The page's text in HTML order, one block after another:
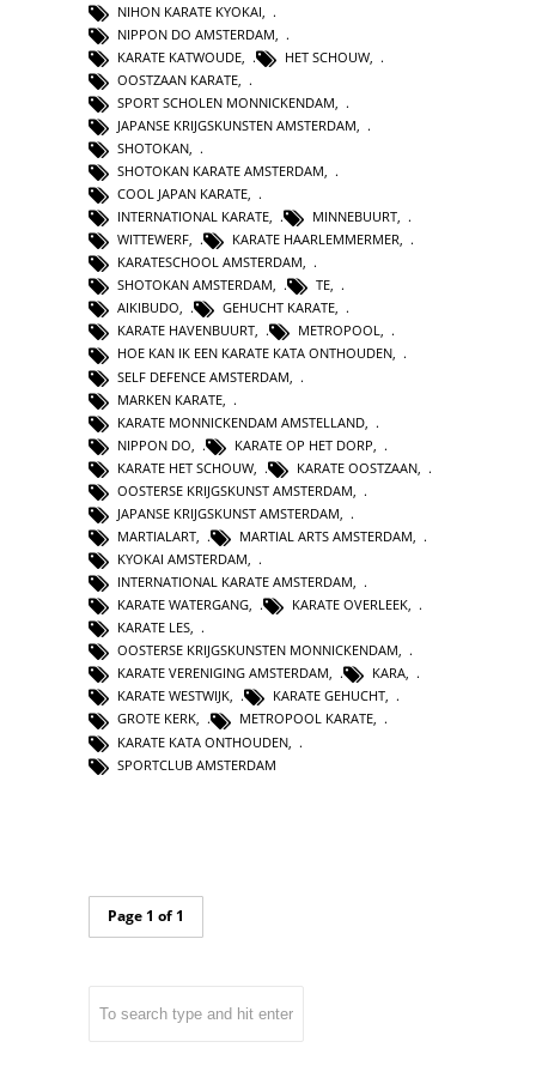
NIHON KARATE KYOKAI
NIPPON DO AMSTERDAM
KARATE KATWOUDE
HET SCHOUW
OOSTZAAN KARATE
SPORT SCHOLEN MONNICKENDAM
JAPANSE KRIJGSKUNSTEN AMSTERDAM
SHOTOKAN
SHOTOKAN KARATE AMSTERDAM
COOL JAPAN KARATE,
INTERNATIONAL KARATE, MINNEBUURT,
WITTEWERF, KARATE HAARLEMMERMER,
KARATESCHOOL AMSTERDAM,
SHOTOKAN AMSTERDAM, TE,
AIKIBUDO, GEHUCHT KARATE,
KARATE HAVENBUURT, METROPOOL,
HOE KAN IK EEN KARATE KATA ONTHOUDEN,
SELF DEFENCE AMSTERDAM
MARKEN KARATE
KARATE MONNICKENDAM AMSTELLAND
NIPPON DO
KARATE OP HET DORP
KARATE HET SCHOUW
KARATE OOSTZAAN
OOSTERSE KRIJGSKUNST AMSTERDAM
JAPANSE KRIJGSKUNST AMSTERDAM
MARTIALART
MARTIAL ARTS AMSTERDAM
KYOKAI AMSTERDAM,
INTERNATIONAL KARATE AMSTERDAM,
KARATE WATERGANG, KARATE OVERLEEK,
KARATE LES,
OOSTERSE KRIJGSKUNSTEN MONNICKENDAM,
KARATE VERENIGING AMSTERDAM, KARA,
KARATE WESTWIJK, KARATE GEHUCHT,
GROTE KERK, METROPOOL KARATE,
KARATE KATA ONTHOUDEN
SPORTCLUB AMSTERDAM
Page 1 of 1